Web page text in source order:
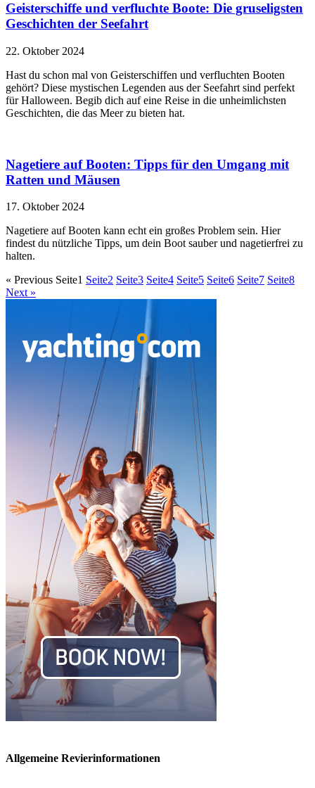
Geisterschiffe und verfluchte Boote: Die gruseligsten
Geschichten der Seefahrt
22. Oktober 2024
Hast du schon mal von Geisterschiffen und verfluchten Booten
gehört? Diese mystischen Legenden aus der Seefahrt sind perfekt
für Halloween. Begib dich auf eine Reise in die unheimlichsten
Geschichten, die das Meer zu bieten hat.
Nagetiere auf Booten: Tipps für den Umgang mit
Ratten und Mäusen
17. Oktober 2024
Nagetiere auf Booten kann echt ein großes Problem sein. Hier
findest du nützliche Tipps, um dein Boot sauber und nagetierfrei zu
halten.
« Previous Seite1 Seite2 Seite3 Seite4 Seite5 Seite6 Seite7 Seite8
Next »
Allgemeine Revierinformationen